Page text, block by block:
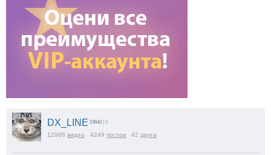
DX_LINE 23642 | 0
12986 видео 4249 постов 42 друга